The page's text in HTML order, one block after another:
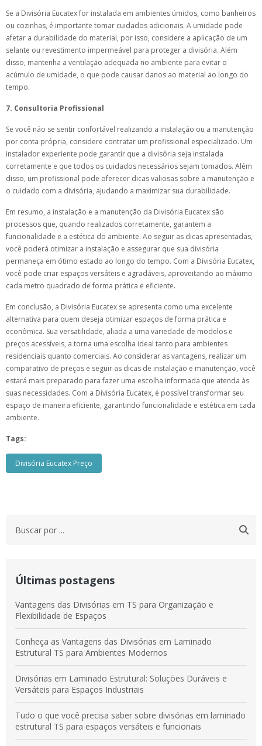
Se a Divisória Eucatex for instalada em ambientes úmidos, como banheiros
ou cozinhas, é importante tomar cuidados adicionais. A umidade pode
afetar a durabilidade do material, por isso, considere a aplicação de um
selante ou revestimento impermeável para proteger a divisória. Além
disso, mantenha a ventilação adequada no ambiente para evitar o
acúmulo de umidade, o que pode causar danos ao material ao longo do
tempo.
7. Consultoria Profissional
Se você não se sentir confortável realizando a instalação ou a manutenção
por conta própria, considere contratar um profissional especializado. Um
instalador experiente pode garantir que a divisória seja instalada
corretamente e que todos os cuidados necessários sejam tomados. Além
disso, um profissional pode oferecer dicas valiosas sobre a manutenção e
o cuidado com a divisória, ajudando a maximizar sua durabilidade.
Em resumo, a instalação e a manutenção da Divisória Eucatex são
processos que, quando realizados corretamente, garantem a
funcionalidade e a estética do ambiente. Ao seguir as dicas apresentadas,
você poderá otimizar a instalação e assegurar que sua divisória
permaneça em ótimo estado ao longo do tempo. Com a Divisória Eucatex,
você pode criar espaços versáteis e agradáveis, aproveitando ao máximo
cada metro quadrado de forma prática e eficiente.
Em conclusão, a Divisória Eucatex se apresenta como uma excelente
alternativa para quem deseja otimizar espaços de forma prática e
econômica. Sua versatilidade, aliada a uma variedade de modelos e
preços acessíveis, a torna uma escolha ideal tanto para ambientes
residenciais quanto comerciais. Ao considerar as vantagens, realizar um
comparativo de preços e seguir as dicas de instalação e manutenção, você
estará mais preparado para fazer uma escolha informada que atenda às
suas necessidades. Com a Divisória Eucatex, é possível transformar seu
espaço de maneira eficiente, garantindo funcionalidade e estética em cada
ambiente.
Tags:
Divisória Eucatex Preço
Últimas postagens
Vantagens das Divisórias em TS para Organização e
Flexibilidade de Espaços
Conheça as Vantagens das Divisórias em Laminado
Estrutural TS para Ambientes Modernos
Divisórias em Laminado Estrutural: Soluções Duráveis e
Versáteis para Espaços Industriais
Tudo o que você precisa saber sobre divisórias em laminado
estrutural TS para espaços versáteis e funcionais